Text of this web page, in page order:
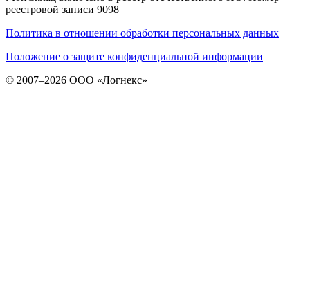
реестровой записи 9098
Политика в отношении обработки персональных данных
Положение о защите конфиденциальной информации
© 2007–2026 ООО «Логнекс»